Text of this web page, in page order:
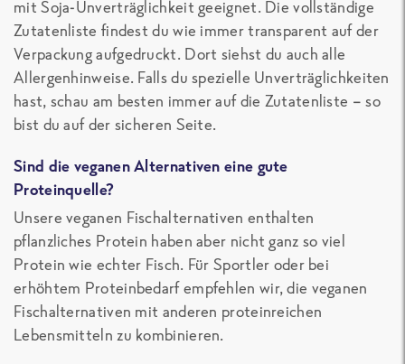
mit Soja-Unverträglichkeit geeignet. Die vollständige
Zutatenliste findest du wie immer transparent auf der
Verpackung aufgedruckt. Dort siehst du auch alle
Allergenhinweise. Falls du spezielle Unverträglichkeiten
hast, schau am besten immer auf die Zutatenliste – so
bist du auf der sicheren Seite.
Sind die veganen Alternativen eine gute
Proteinquelle?
Unsere veganen Fischalternativen enthalten
pflanzliches Protein haben aber nicht ganz so viel
Protein wie echter Fisch. Für Sportler oder bei
erhöhtem Proteinbedarf empfehlen wir, die veganen
Fischalternativen mit anderen proteinreichen
Lebensmitteln zu kombinieren.